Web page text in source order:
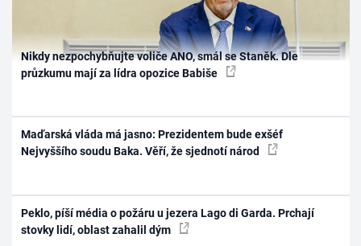
Nikdy nezpochybňujte voliče ANO, smál se Staněk. Dle
průzkumu mají za lídra opozice Babiše
Maďarská vláda má jasno: Prezidentem bude exšéf
Nejvyššího soudu Baka. Věří, že sjednotí národ
Peklo, píší média o požáru u jezera Lago di Garda. Prchají
stovky lidí, oblast zahalil dým